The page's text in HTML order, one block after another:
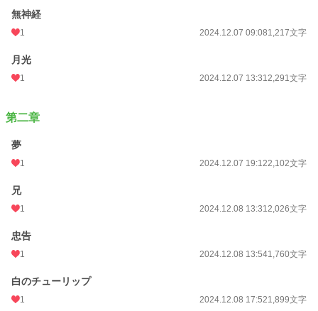
無神経
1 2024.12.07 09:081,217文字
月光
1 2024.12.07 13:312,291文字
第二章
夢
1 2024.12.07 19:122,102文字
兄
1 2024.12.08 13:312,026文字
忠告
1 2024.12.08 13:541,760文字
白のチューリップ
1 2024.12.08 17:521,899文字